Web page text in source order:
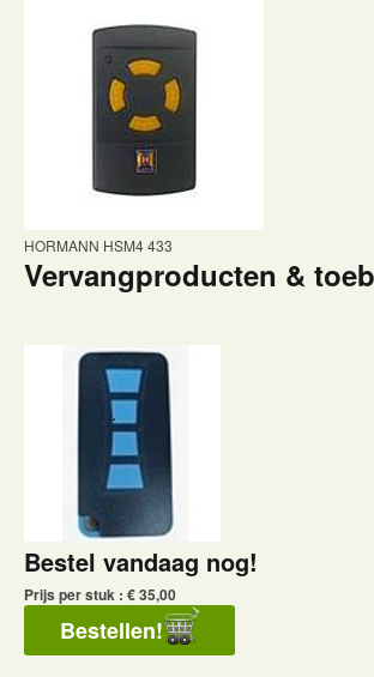
HORMANN HSM4 433
Vervangproducten &
Bestel vandaag nog!
Prijs per stuk : € 35,00